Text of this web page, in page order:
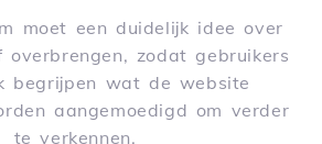
moet een duidelijk idee over
zodat gebruikers
begrijpen wat de website
aangemoedigd om verder
te verkennen.